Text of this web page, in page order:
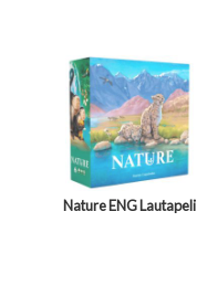
Nature ENG Lautapeli